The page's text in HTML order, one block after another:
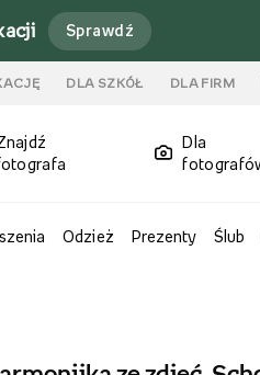
Sprawdź
DLA SZKÓŁ DLA FIRM
Dla
Odzież Prezenty Ślub